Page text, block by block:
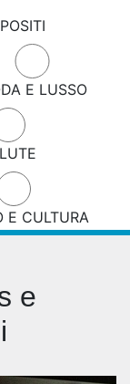
E LUSSO
E CULTURA
e